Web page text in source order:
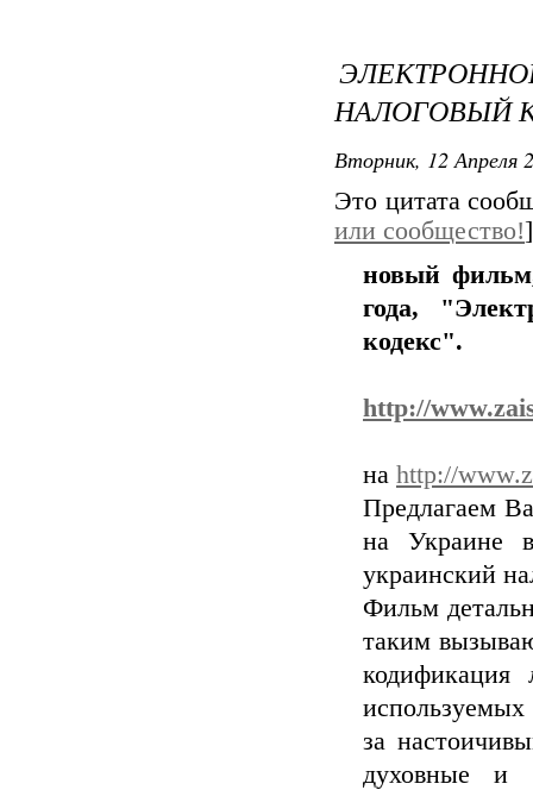
НАЛОГОВЫЙ
Вторник, 12 Апреля
Это цитата
или сообщество!]
новый
года,
кодекс".
http://
на http://
Предлагаем
на Украине
украинский
Фильм
таким
кодификация
используемых
за
духовные и